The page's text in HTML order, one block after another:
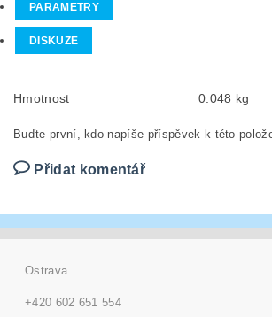
PARAMETRY
DISKUZE
Hmotnost 0.048 kg
Buďte první, kdo napíše příspěvek k této
Přidat komentář
Ostrava
+420 602 651 554